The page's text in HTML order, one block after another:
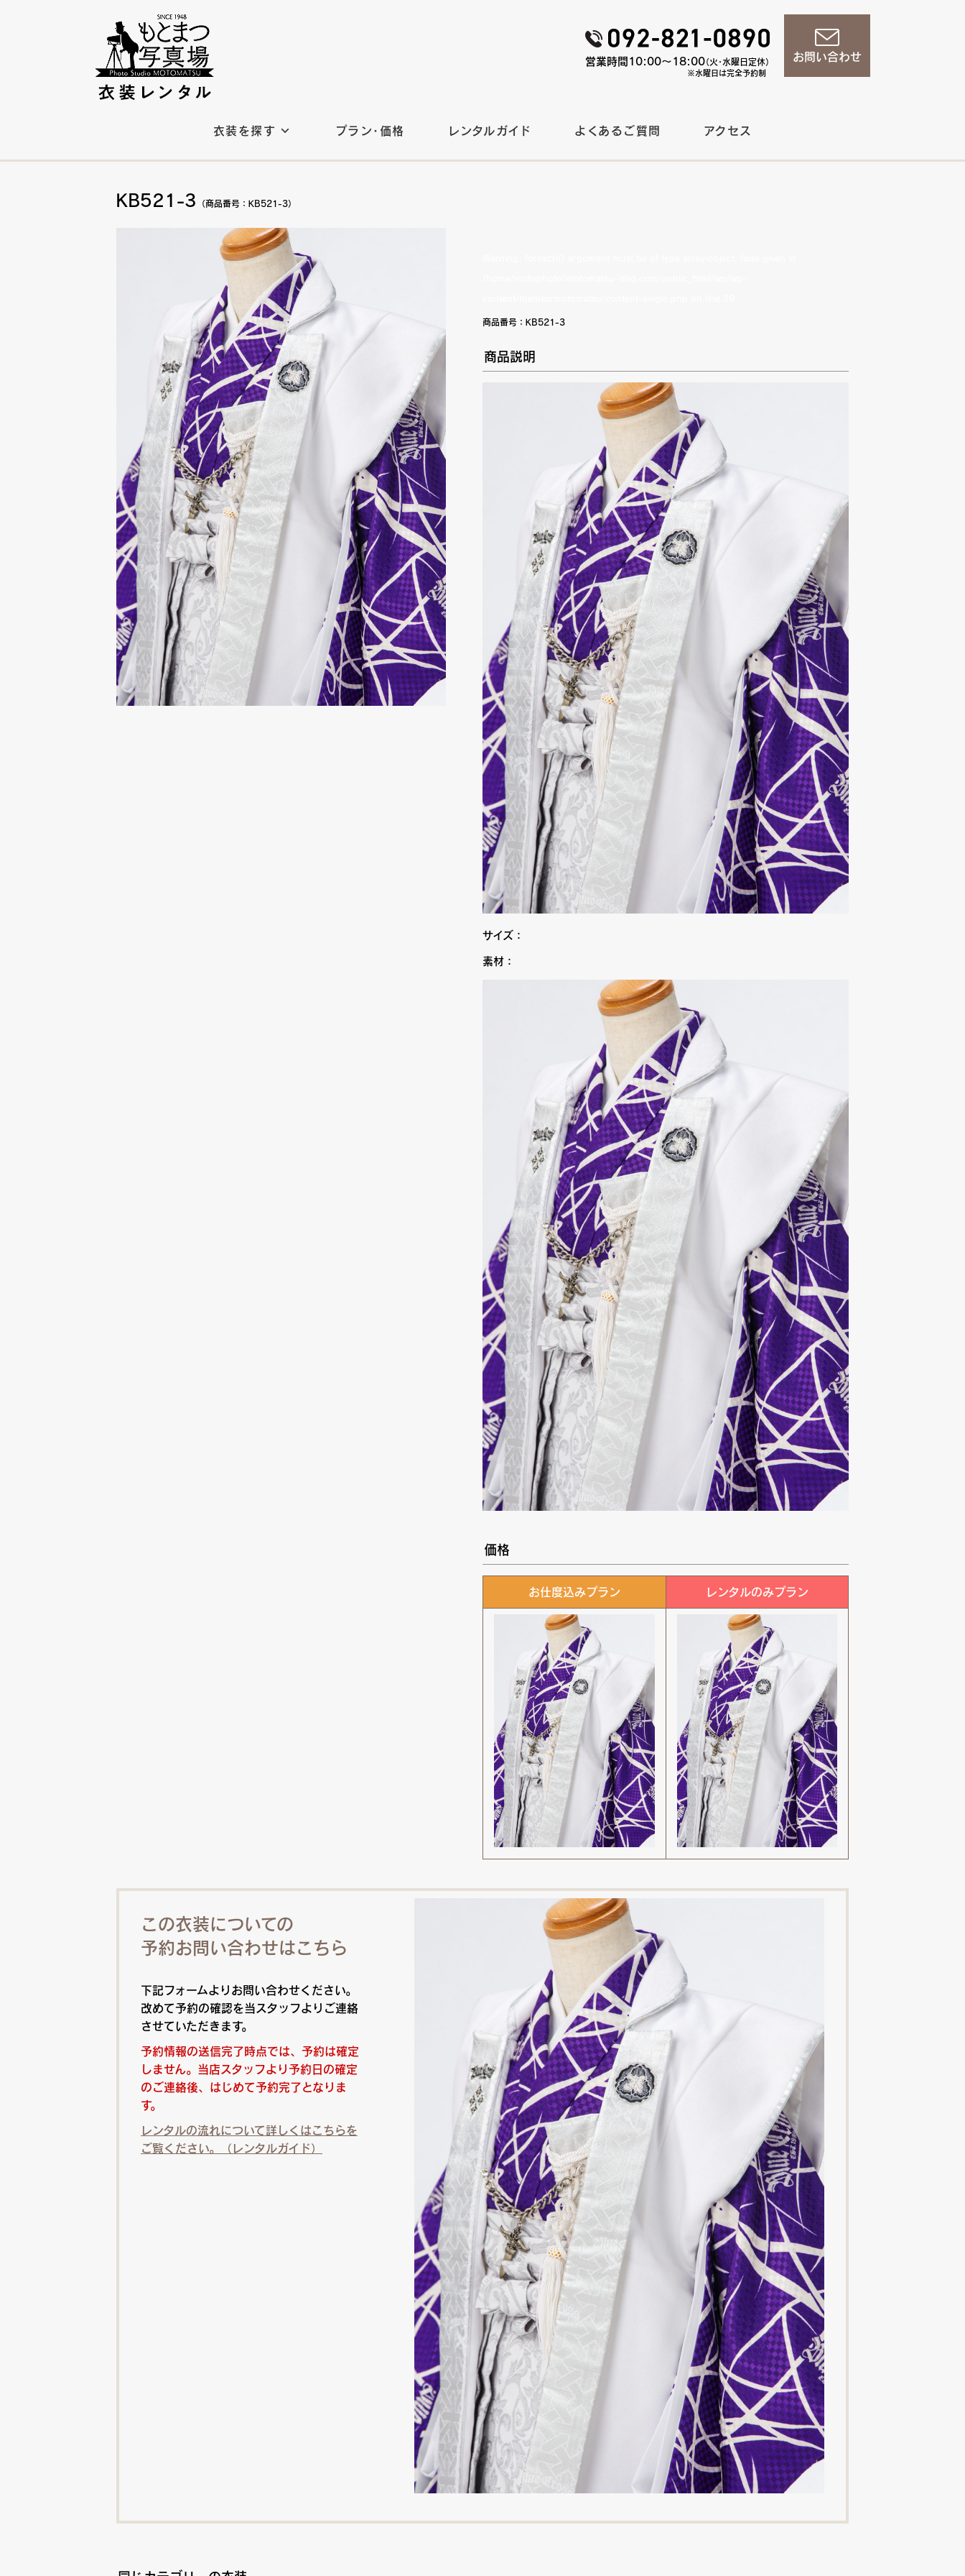
お問い合わせ
営業時間10:00〜18:00（火・水曜日定休）
※水曜日は完全予約制
衣装を探す プラン・価格 レンタルガイド よくあるご質問 アクセス
KB521-3 （商品番号：KB521-3）
商品番号： KB521-3
商品説明
サイズ：
素材：
価格
お仕度込みプラン レンタルのみプラン
この衣装についての
予約お問い合わせはこちら
下記フォームよりお問い合わせください。
改めて予約の確認を当スタッフよりご連絡
させていただきます。
予約情報の送信完了時点では、予約は確定
しません。当店スタッフより予約日の確定
のご連絡後、はじめて予約完了となりま
す。
レンタルの流れについて詳しくはこちらを
ご覧ください。（レンタルガイド）